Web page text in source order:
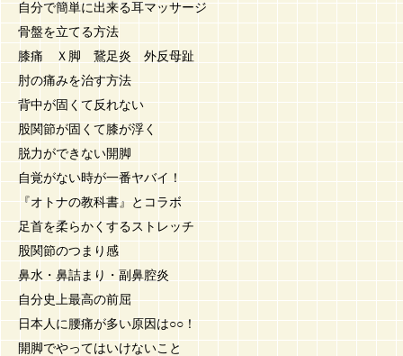
自分で簡単に出来る耳マッサージ
骨盤を立てる方法
膝痛 Ｘ脚 鵞足炎 外反母趾
肘の痛みを治す方法
背中が固くて反れない
股関節が固くて膝が浮く
脱力ができない開脚
自覚がない時が一番ヤバイ！
『オトナの教科書』とコラボ
足首を柔らかくするストレッチ
股関節のつまり感
鼻水・鼻詰まり・副鼻腔炎
自分史上最高の前屈
日本人に腰痛が多い原因は○○！
開脚でやってはいけないこと